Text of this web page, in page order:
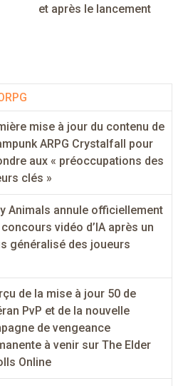
et après le lancement
mise à jour du contenu de
ARPG Crystalfall pour
aux « préoccupations des
clés »
Animals annule officiellement
vidéo d’IA après un
généralisé des joueurs
de la mise à jour 50 de
PvP et de la nouvelle
de vengeance
à venir sur The Elder
Online